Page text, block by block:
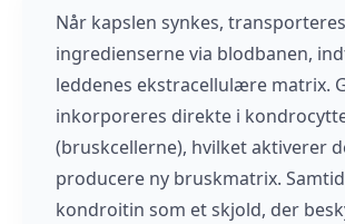
Når kapslen synkes, transporteres
ingredienserne via blodbanen,
leddenes ekstracellulære matrix.
inkorporeres direkte i
(bruskcellerne), hvilket aktiverer
producere ny bruskmatrix.
kondroitin som et skjold, der